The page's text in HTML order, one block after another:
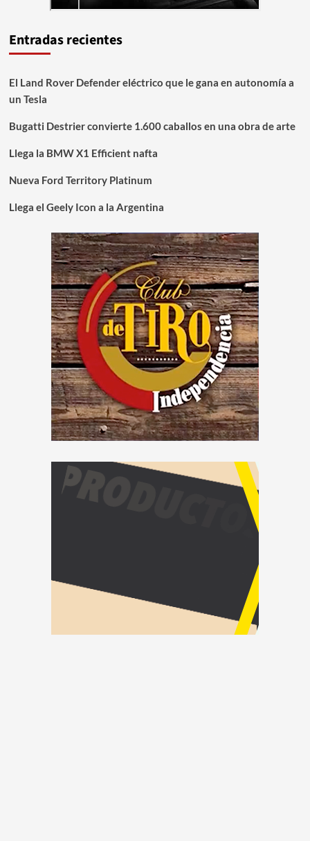
Entradas recientes
El Land Rover Defender eléctrico que le gana en autonomía a
un Tesla
Bugatti Destrier convierte 1.600 caballos en una obra de arte
Llega la BMW X1 Efficient nafta
Nueva Ford Territory Platinum
Llega el Geely Icon a la Argentina